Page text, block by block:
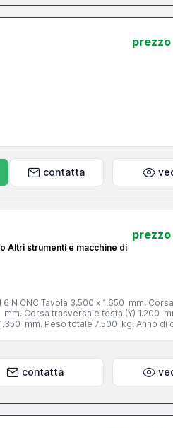
contatta
Altri strumenti e macchine di
6 N CNC Tavola 3.500 x 1.650 mm.
Corsa trasversale testa (Y) 1.200
mm. Peso totale 7.500 kg. Anno di
contatta